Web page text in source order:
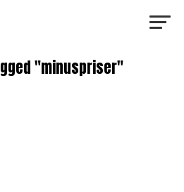
"minuspriser"